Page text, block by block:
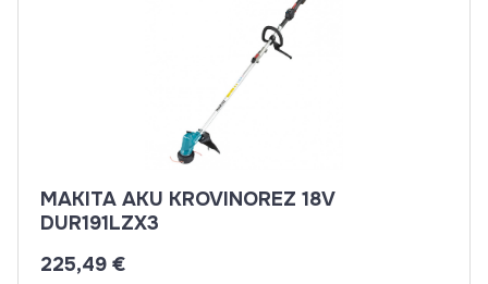
MAKITA AKU KROVINOREZ 18V
DUR191LZX3
225,49 €